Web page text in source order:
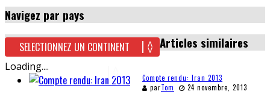
Navigez par pays
Loading....
Articles similaires
Compte rendu: Iran 2013
parTom
24 novembre, 2013